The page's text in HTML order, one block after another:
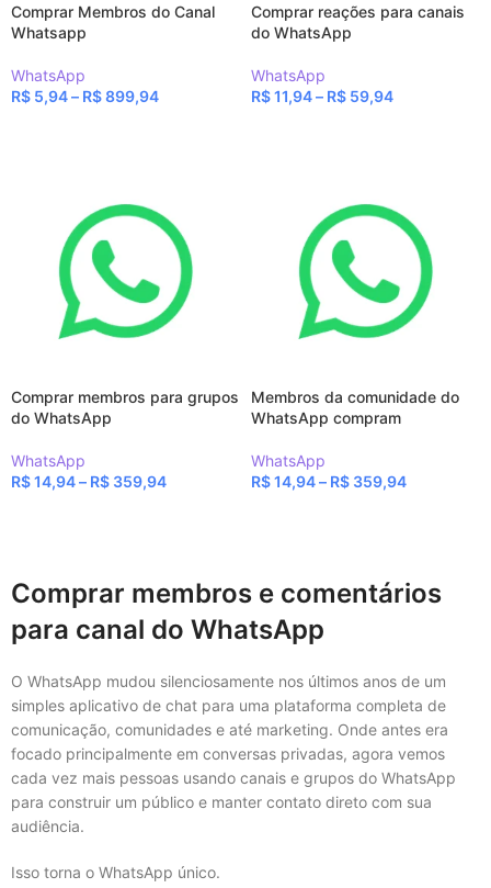
Comprar Membros do Canal
Whatsapp
WhatsApp
R$ 5,94– R$899,94
Comprar reações para canais
do WhatsApp
WhatsApp
R$11,94– R$ 59,94
Comprar membros para grupos
do WhatsApp
WhatsApp
R$14,94– R$ 359,94
Membros da comunidade do
WhatsApp compram
WhatsApp
R$14,94– R$ 359,94
Comprar membros e comentários
para canal do WhatsApp
O WhatsApp mudou silenciosamente nos últimos anos de um
simples aplicativo de chat para uma plataforma completa de
comunicação, comunidades e até marketing. Onde antes era
focado principalmente em conversas privadas, agora vemos
cada vez mais pessoas usando canais e grupos do WhatsApp
para construir um público e manter contato direto com sua
audiência.
Isso torna o WhatsApp único.